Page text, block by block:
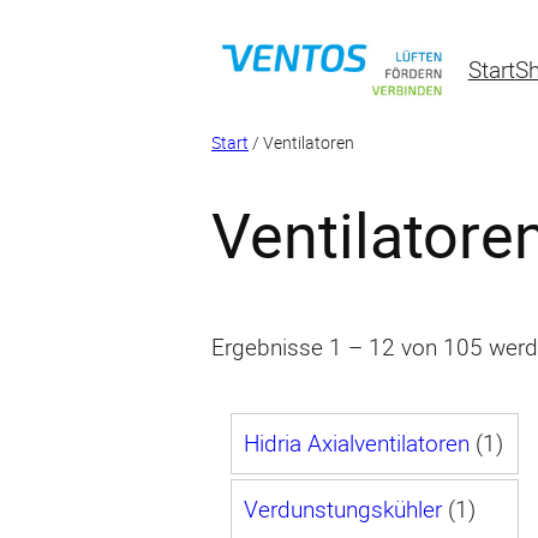
Start
Start / Ventilatoren
Ergebnisse 1 – 12 von 105
Hidria Axialventilatoren 11
P
Verdunstungskühler 11